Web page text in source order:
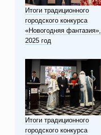
Итоги традиционного
городского конкурса
«Новогодняя фантазия»,
2025 год
Итоги традиционного
городского конкурса